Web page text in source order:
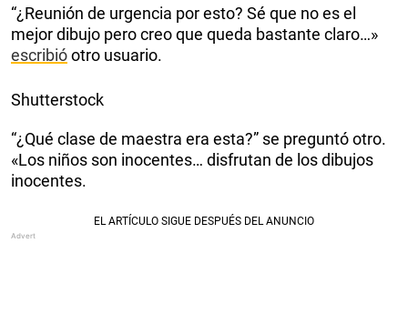
“¿Reunión de urgencia por esto? Sé que no es el
mejor dibujo pero creo que queda bastante claro…»
escribióotro usuario.
Shutterstock
“¿Qué clase de maestra era esta?” se preguntó otro.
«Los niños son inocentes… disfrutan de los dibujos
inocentes.